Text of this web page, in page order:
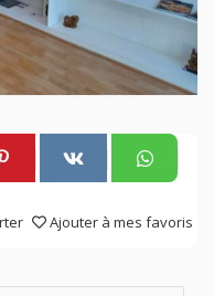
Ajouter à mes favoris